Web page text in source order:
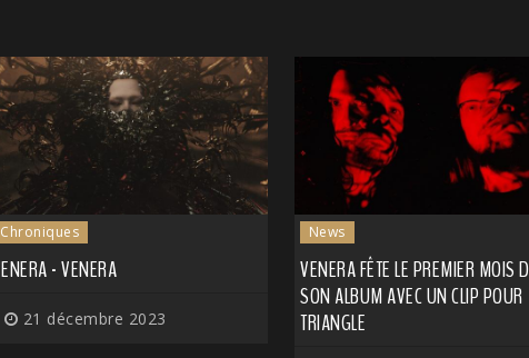
Chroniques
- VENERA
21 décembre 2023
News
VENERA FÊTE LE PREMIER MOIS
SON ALBUM AVEC UN CLIP POUR
TRIANGLE